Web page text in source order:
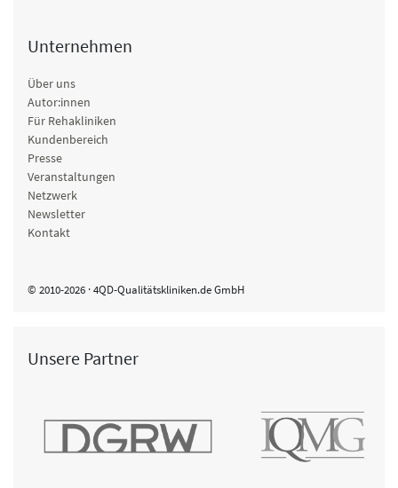
Unternehmen
Über uns
Autor:innen
Für Rehakliniken
Kundenbereich
Presse
Veranstaltungen
Netzwerk
Newsletter
Kontakt
© 2010-2026 · 4QD-Qualitätskliniken.de GmbH
Unsere Partner